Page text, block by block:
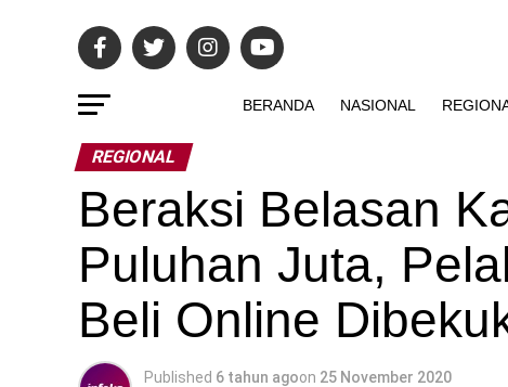
BERANDA NASIONAL
REGIONAL
Beraksi Belasan
Puluhan Juta,
Beli Online
Published 6 tahun agoon 25 November 2020